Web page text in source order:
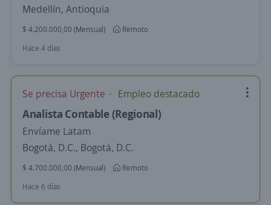
Medellín, Antioquia
$ 4.200.000,00 (Mensual)
Remoto
Hace 4 días
Se precisa Urgente Empleo destacado
Analista Contable (Regional)
Envíame Latam
Bogotá, D.C., Bogotá, D.C.
$ 4.700.000,00 (Mensual)
Remoto
Hace 6 días